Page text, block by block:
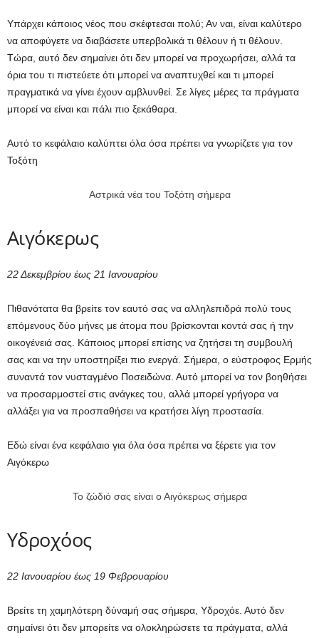
Υπάρχει κάποιος νέος που σκέφτεσαι πολύ; Αν ναι, είναι καλύτερο
να αποφύγετε να διαβάσετε υπερβολικά τι θέλουν ή τι θέλουν.
Τώρα, αυτό δεν σημαίνει ότι δεν μπορεί να προχωρήσει, αλλά τα
όρια του τι πιστεύετε ότι μπορεί να αναπτυχθεί και τι μπορεί
πραγματικά να γίνει έχουν αμβλυνθεί. Σε λίγες μέρες τα πράγματα
μπορεί να είναι και πάλι πιο ξεκάθαρα.
Αυτό το κεφάλαιο καλύπτει όλα όσα πρέπει να γνωρίζετε για τον
Τοξότη
Αστρικά νέα του Τοξότη σήμερα
Αιγόκερως
22 Δεκεμβρίου έως 21 Ιανουαρίου
Πιθανότατα θα βρείτε τον εαυτό σας να αλληλεπιδρά πολύ τους
επόμενους δύο μήνες με άτομα που βρίσκονται κοντά σας ή την
οικογένειά σας. Κάποιος μπορεί επίσης να ζητήσει τη συμβουλή
σας και να την υποστηρίξει πιο ενεργά. Σήμερα, ο εύστροφος Ερμής
συναντά τον νυσταγμένο Ποσειδώνα. Αυτό μπορεί να τον βοηθήσει
να προσαρμοστεί στις ανάγκες του, αλλά μπορεί γρήγορα να
αλλάξει για να προσπαθήσει να κρατήσει λίγη προστασία.
Εδώ είναι ένα κεφάλαιο για όλα όσα πρέπει να ξέρετε για τον
Αιγόκερω
Το ζώδιό σας είναι ο Αιγόκερως σήμερα
Υδροχόος
22 Ιανουαρίου έως 19 Φεβρουαρίου
Βρείτε τη χαμηλότερη δύναμή σας σήμερα, Υδροχόε. Αυτό δεν
σημαίνει ότι δεν μπορείτε να ολοκληρώσετε τα πράγματα, αλλά